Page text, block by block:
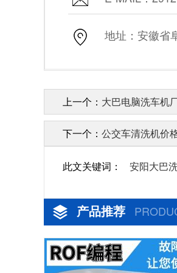
地址：安徽省
上一个： 大巴电脑洗车机
下一个： 公交车清洗机价
此文关键词： 安阳大巴
产品推荐